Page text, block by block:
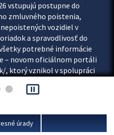
vstupujú postupne do
zmluvného poistenia,
vozidiel v
a spravodlivosť do
potrebné informácie
– novom oficiálnom portáli
ktorý vznikol v spolupráci
a Ministerstva vnútra SR.
pause_presentation
úrady